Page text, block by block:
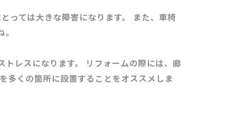
っては大きな障害になります。 また、車椅
レスになります。 リフォームの際には、廊
多くの箇所に設置することをオススメしま